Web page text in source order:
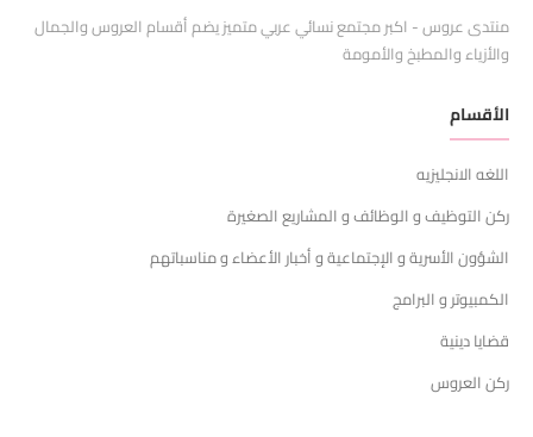
منتدى عروس - اكبر مجتمع نسائي عربي متميز يضم أقسام العروس والجمال
والأزياء والمطبخ والأمومة
الأقسام
اللغه الانجليزيه
ركن التوظيف و الوظائف و المشاريع الصغيرة
الشؤون الأسرية و الإجتماعية و أخبار الأعضاء و مناسباتهم
الكمبيوتر و البرامج
قضايا دينية
ركن العروس